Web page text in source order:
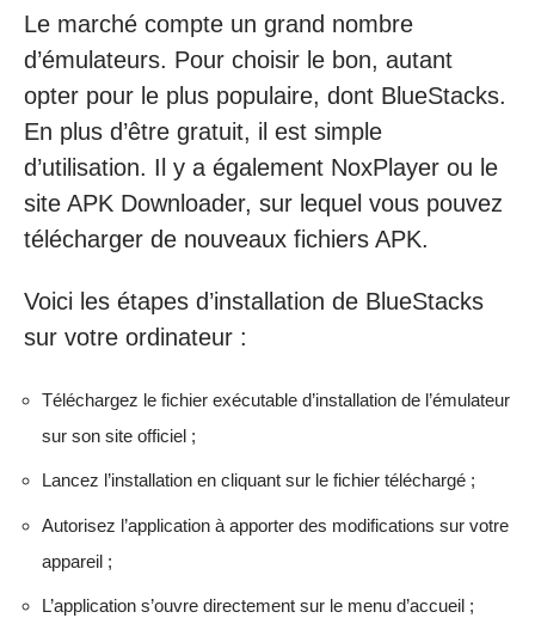
Le marché compte un grand nombre
d’émulateurs. Pour choisir le bon, autant
opter pour le plus populaire, dont BlueStacks.
En plus d’être gratuit, il est simple
d’utilisation. Il y a également NoxPlayer ou le
site APK Downloader, sur lequel vous pouvez
télécharger de nouveaux fichiers APK.
Voici les étapes d’installation de BlueStacks
sur votre ordinateur :
Téléchargez le fichier exécutable d’installation de l’émulateur
sur son site officiel ;
Lancez l’installation en cliquant sur le fichier téléchargé ;
Autorisez l’application à apporter des modifications sur votre
appareil ;
L’application s’ouvre directement sur le menu d’accueil ;